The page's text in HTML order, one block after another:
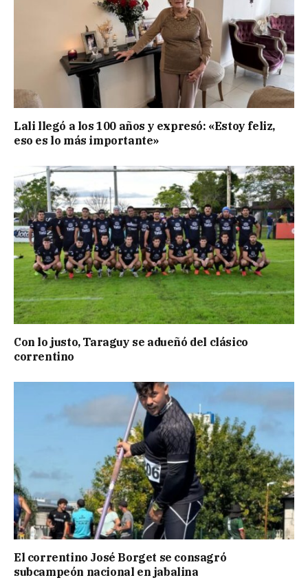
Lali llegó a los 100 años y expresó: «Estoy feliz,
eso es lo más importante»
Con lo justo, Taraguy se adueñó del clásico
correntino
El correntino José Borget se consagró
subcampeón nacional en jabalina